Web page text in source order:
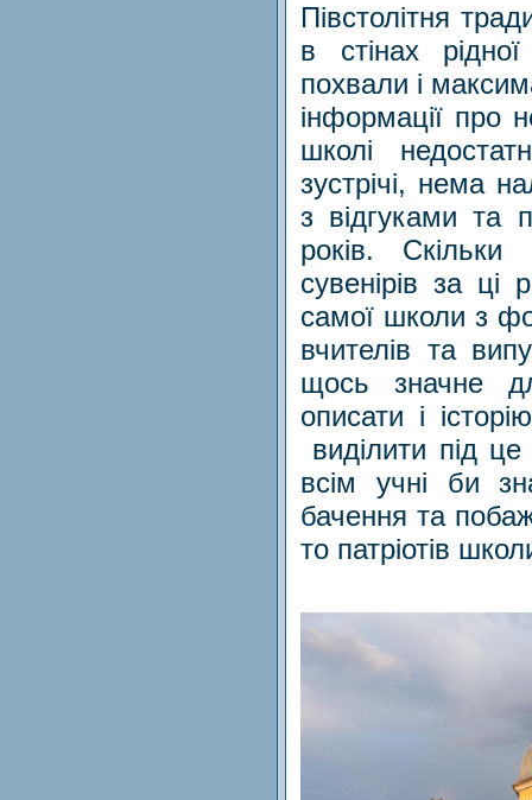
Півстолітня
в стінах
похвали і
інформації про
школі
зустрічі, нема
з відгуками та
років.
сувенірів за ці
самої школи з
вчителів та
щось значне
описати і
виділити під
всім учні би
бачення та
то патріотів